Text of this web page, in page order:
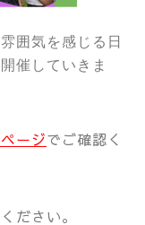
囲気を感じる日
催していきま
ージでご確認く
ださい。